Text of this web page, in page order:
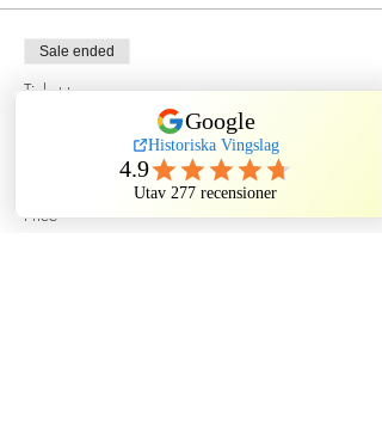
Sale ended
Ticket type
Spökmiddag på Sten Sture
Price